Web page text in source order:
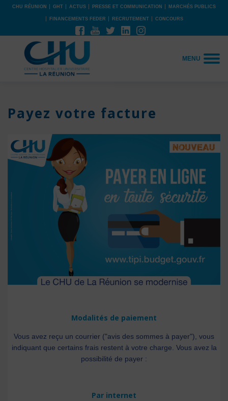
CHU RÉUNION GHT ACTUS PRESSE ET COMMUNICATION MARCHÉS PUBLICS
FINANCEMENTS FEDER RECRUTEMENT CONCOURS
MENU
Payez votre facture
Modalités de paiement
Vous avez reçu un courrier ("avis des sommes à payer"), vous
indiquant que certains frais restent à votre charge. Vous avez la
possibilité de payer :
Par internet